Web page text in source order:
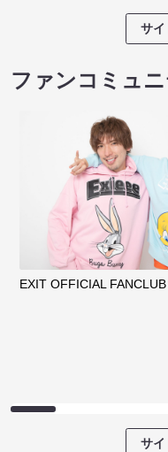
サイ
ファンコミュニ
EXIT OFFICIAL
サイ